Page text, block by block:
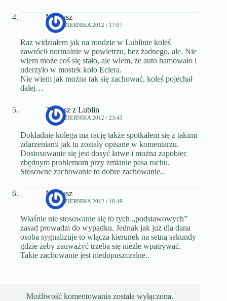
Mateusz
4 PAŹDZIERNIKA 2012 / 17:07
Raz widziałem jak na rondzie w Lublinie koleś
zawrócił normalnie w powietrzu, bez żadnego, ale. Nie
wiem może coś się stało, ale wiem, że auto hamowało i
uderzyło w mostek koło Eclera.
Nie wiem jak można tak się zachować, koleś pojechał
dalej…
Tomasz z Lublin
3 PAŹDZIERNIKA 2012 / 23:43
Dokładnie kolega ma rację także spotkałem się z takimi
zdarzeniami jak tu zostały opisane w komentarzu.
Dostosowanie się jest dosyć łatwe i można zapobiec
zbędnym problemom przy zmianie pasa ruchu.
Stosowne zachowanie to dobre zachowanie..
Mateusz
3 PAŹDZIERNIKA 2012 / 10:49
Właśnie nie stosowanie się to tych „podstawowych”
zasad prowadzi do wypadku. Jednak jak już dla dana
osoba sygnalizuje to włącza kierunek na setną sekundy
gdzie żeby zauważyć trzeba się niezłe wpatrywać.
Takie zachowanie jest niedopuszczalne..
Możliwość komentowania została wyłączona.